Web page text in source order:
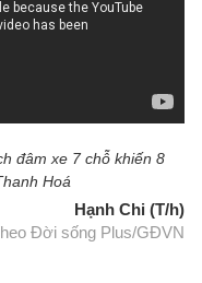
đâm xe 7 chỗ khiến 8
Hoá
Hạnh Chi (T/h)
Đời sống Plus/GĐVN